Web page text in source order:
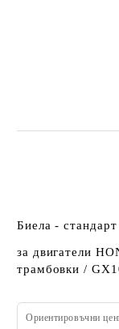
Биела - стандарт
за двигатели
трамбовки /
Ориентировъчни